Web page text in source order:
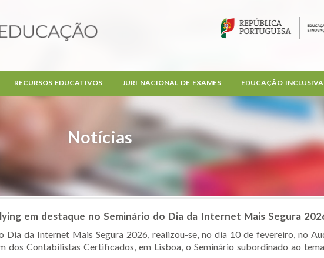
Notícias
RECURSOS EDUCATIVOS JURI NACIONAL DE EXAMES EDUCAÇÃO INCLUSIVA
em destaque no Seminário do Dia da Internet Mais Segura
Dia da Internet Mais Segura 2026, realizou-se, no dia 10 de fevereiro, no
dos Contabilistas Certificados, em Lisboa, o Seminário subordinado ao